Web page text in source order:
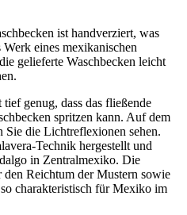
ist handverziert, was
eines mexikanischen
gelieferte Waschbecken leicht
genug, dass das fließende
spritzen kann. Auf dem
Sie die Lichtreflexionen sehen.
Technik hergestellt und
in Zentralmexiko. Die
Reichtum der Mustern sowie
charakteristisch für Mexiko im